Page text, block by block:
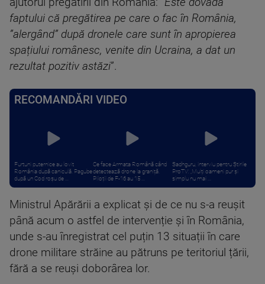
faptului că pregătirea pe care o fac în România,
”alergând” după dronele care sunt în apropierea
spațiului românesc, venite din Ucraina, a dat un
rezultat pozitiv astăzi”.
RECOMANDĂRI VIDEO
Furtuni puternice au lovit
România după caniculă. Pagube
după un Cod roşu de ...
Ce face Armata Română când
detectează drone la graniță.
Piloții de F-16 au 15 ...
Sadhguru, interviu pentru Știrile
ProTV: „Mulți oameni pur și
simplu nu mai ...
Ministrul Apărării a explicat și de ce nu s-a reușit
până acum o astfel de intervenție și în România,
unde s-au înregistrat cel puțin 13 situații în care
drone militare străine au pătruns pe teritoriul țării,
fără a se reuși doborârea lor.